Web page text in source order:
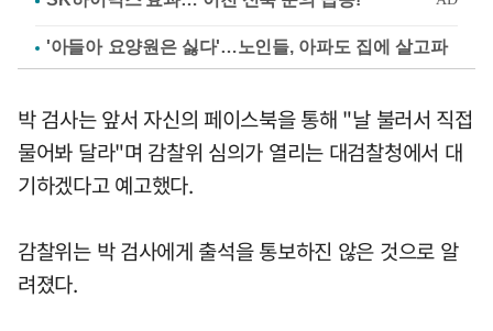
'아들아 요양원은 싫다'…노인들, 아파도 집에 살고파
박 검사는 앞서 자신의 페이스북을 통해 "날 불러서 직접
물어봐 달라"며 감찰위 심의가 열리는 대검찰청에서 대
기하겠다고 예고했다.
감찰위는 박 검사에게 출석을 통보하진 않은 것으로 알
려졌다.